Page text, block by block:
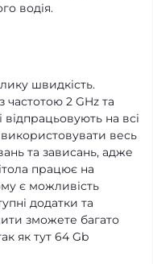
водія.
швидкість.
2 GHz та
відпрацьовують на всі
весь
та зависань, адже
працює на
є можливість
додатки та
зможете багато
як тут 64 Gb